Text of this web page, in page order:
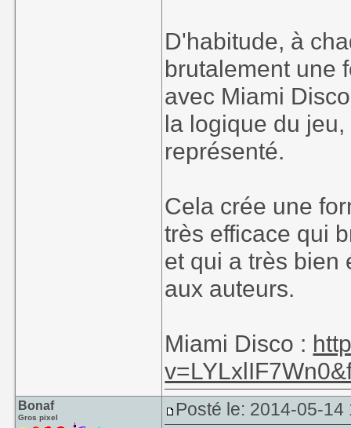
D'habitude, à
brutalement une
avec Miami
la logique du
représenté.
Cela crée une
très efficace qui
et qui a très bien
aux auteurs.
Miami Disco :
Bonaf
Gros pixel Posté le: 2014-05-14